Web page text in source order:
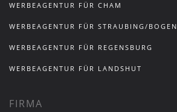
WERBEAGENTUR FÜR CHAM
WERBEAGENTUR FÜR STRAUBING/BOGEN
WERBEAGENTUR FÜR REGENSBURG
WERBEAGENTUR FÜR LANDSHUT
FIRMA